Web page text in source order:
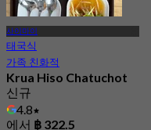
사이마이
태국식
가족 친화적
Krua Hiso Chatuchot
신규
4.8
에서 ฿ 322.5